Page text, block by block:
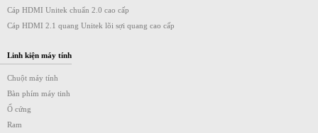
Cáp HDMI Unitek chuẩn 2.0 cao cấp
Cáp HDMI 2.1 quang Unitek lõi sợi quang cao cấp
Linh kiện máy tính
Chuột máy tính
Bàn phím máy tinh
Ổ cứng
Ram